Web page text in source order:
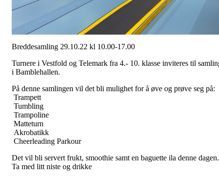
Breddesamling 29.10.22 kl 10.00-17.00
Turnere i Vestfold og Telemark fra 4.- 10. klasse inviteres til
i Bamblehallen.
På denne samlingen vil det bli mulighet for å øve og prøve seg på:
Trampett
Tumbling
Trampoline
Matteturn
Akrobatikk
Cheerleading Parkour
Det vil bli servert frukt, smoothie samt en baguette ila denne dagen.
Ta med litt niste og drikke